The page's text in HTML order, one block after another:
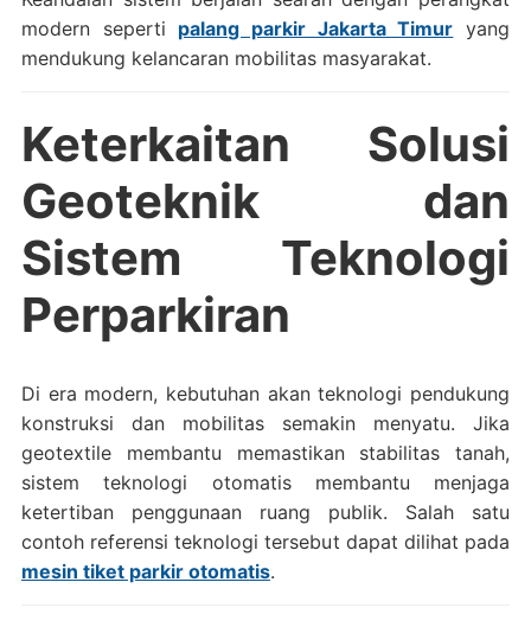
modern seperti palang parkir Jakarta Timur yang
mendukung kelancaran mobilitas masyarakat.
Keterkaitan Solusi
Geoteknik dan
Sistem Teknologi
Perparkiran
Di era modern, kebutuhan akan teknologi pendukung
konstruksi dan mobilitas semakin menyatu. Jika
geotextile membantu memastikan stabilitas tanah,
sistem teknologi otomatis membantu menjaga
ketertiban penggunaan ruang publik. Salah satu
contoh referensi teknologi tersebut dapat dilihat pada
mesin tiket parkir otomatis.